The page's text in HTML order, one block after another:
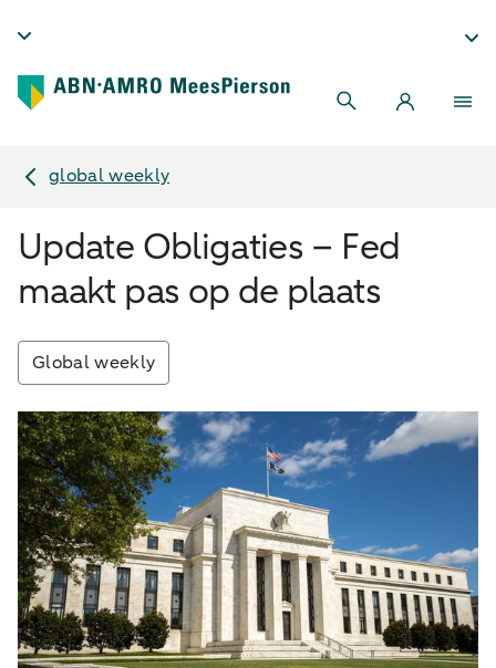
global weekly
Update Obligaties – Fed
maakt pas op de plaats
Global weekly